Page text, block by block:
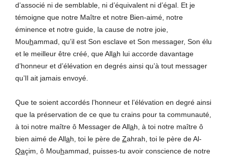
d’associé ni de semblable, ni d’équivalent ni d’égal. Et je
témoigne que notre Maître et notre Bien-aimé, notre
éminence et notre guide, la cause de notre joie,
Mouhammad, qu’il est Son esclave et Son messager, Son élu
et le meilleur être créé, que Allah lui accorde davantage
d’honneur et d’élévation en degrés ainsi qu’à tout messager
qu’Il ait jamais envoyé.
Que te soient accordés l’honneur et l’élévation en degré ainsi
que la préservation de ce que tu crains pour ta communauté,
à toi notre maître ô Messager de Allah, à toi notre maître ô
bien aimé de Allah, toi le père de Zahrah, toi le père de Al-
Qaçim, ô Mouhammad, puisses-tu avoir conscience de notre